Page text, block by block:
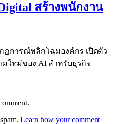
สร้างพนักงาน
ฏการณ์พลิกโฉมองค์กร เปิดตัว
มใหม่ของ AI สำหรับธุรกิจ
Learn how your comment